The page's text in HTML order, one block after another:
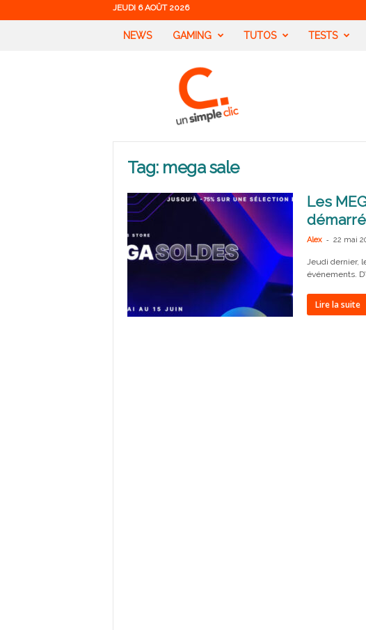
JEUDI 6 AOÛT 2026
NEWS GAMING TUTOS TESTS
Tag: mega sale
Les
Alex - 22 mai
Jeudi dernier,
événements.
Lire la suite